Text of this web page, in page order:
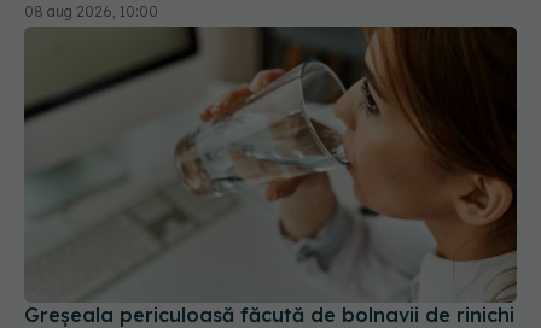
Greșeala periculoasă făcută de bolnavii de rinichi
în timpul caniculei